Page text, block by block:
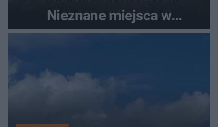
Nieznane miejsca w
Świętokrzyskiem